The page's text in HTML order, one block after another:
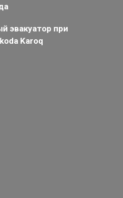
эвакуатор при
Karoq